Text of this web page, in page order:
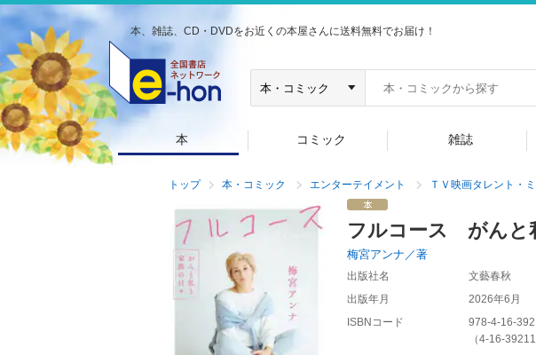
本、雑誌、CD・DVDをお近くの本屋さんに送料無料でお届け！
本 コミック 雑誌
トップ 本・コミック エンターテイメント ＴＶ映画タレント・
フルコース がんと
梅宮アンナ／著
出版社名
文藝春秋
出版年月
2026年6月
ISBNコード
978-4-16-
（4-16-